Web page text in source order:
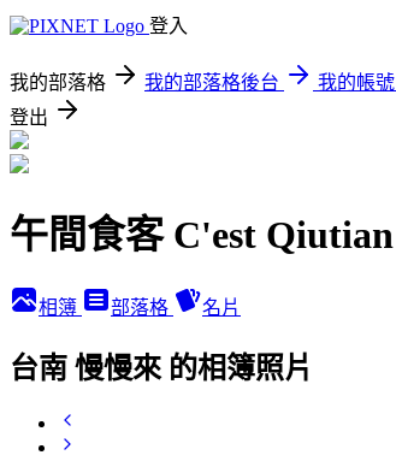
登入
我的部落格 我的部落格後台
我的帳號
登出
午間食客 C'est Qiutian
相簿 部落格 名片
台南 慢慢來 的相簿照片